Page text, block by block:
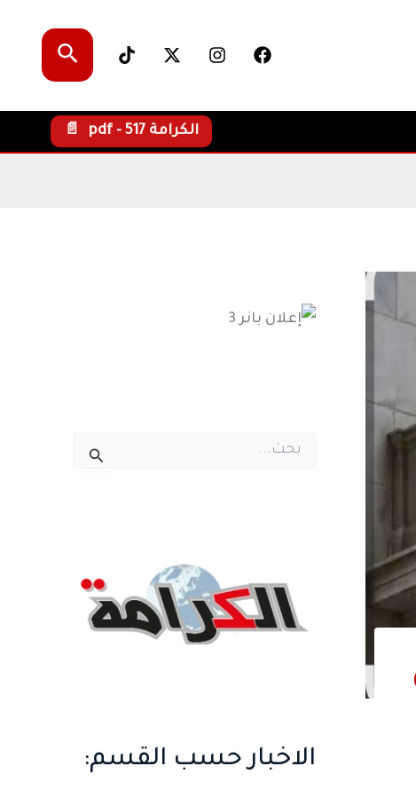
البحث
الكرامة pdf - 517
الاخبار حسب القسم: